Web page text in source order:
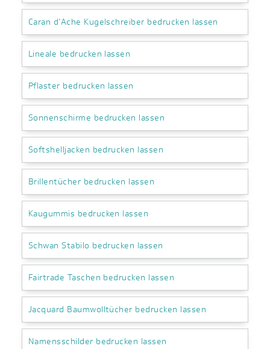
Caran d’Ache Kugelschreiber bedrucken lassen
Lineale bedrucken lassen
Pflaster bedrucken lassen
Sonnenschirme bedrucken lassen
Softshelljacken bedrucken lassen
Brillentücher bedrucken lassen
Kaugummis bedrucken lassen
Schwan Stabilo bedrucken lassen
Fairtrade Taschen bedrucken lassen
Jacquard Baumwolltücher bedrucken lassen
Namensschilder bedrucken lassen